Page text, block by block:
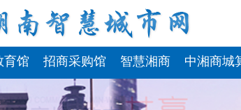
育馆 招商采购馆 智慧湘商 中湘商城